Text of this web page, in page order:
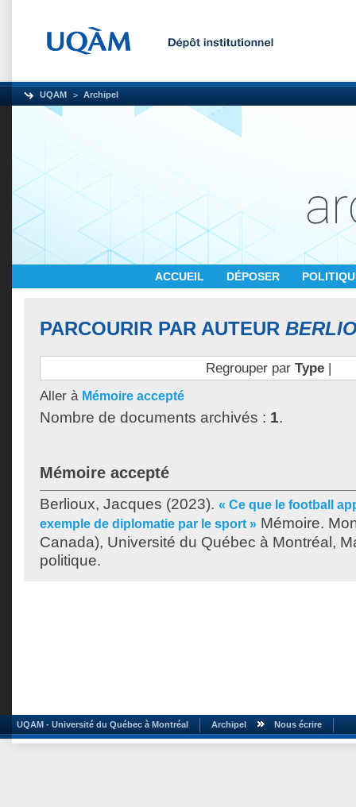
UQAM Archipel
ACCUEIL DÉPOSER
PARCOURIR PAR AUTEUR
Regrouper par Type|
Aller à Mémoire accepté
Nombre de documents archivés : 1.
Mémoire accepté
Berlioux, Jacques (2023). « Ce que le football
exemple de diplomatie par le sport » Mémoire.
Canada), Université du Québec à Montréal,
politique.
UQAM - Université du Québec à Montréal Archipel Nous écrire